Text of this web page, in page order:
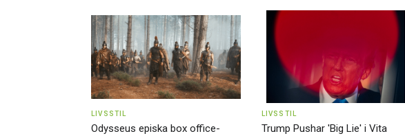
LIVSSTIL
Odysseus episka box office-
LIVSSTIL
Trump Pushar 'Big Lie' i Vita